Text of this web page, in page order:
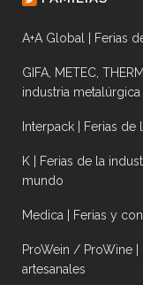
A+A Global | Ferias
GIFA, METEC,
industria metalúrgica
Interpack | Ferias
K | Ferias de la
mundo
Medica | Ferias y
ProWein / ProWine
artesanales